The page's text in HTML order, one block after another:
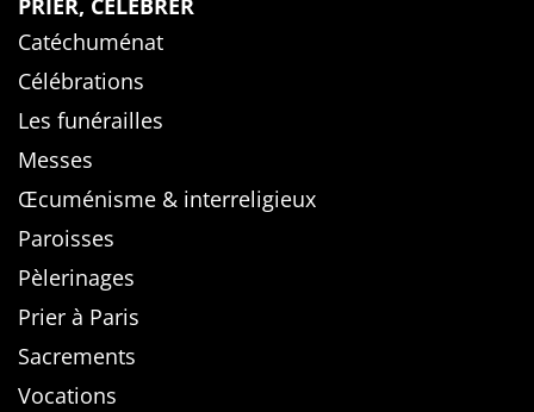
PRIER, CÉLÉBRER
Catéchuménat
Célébrations
Les funérailles
Messes
Œcuménisme & interreligieux
Paroisses
Pèlerinages
Prier à Paris
Sacrements
Vocations